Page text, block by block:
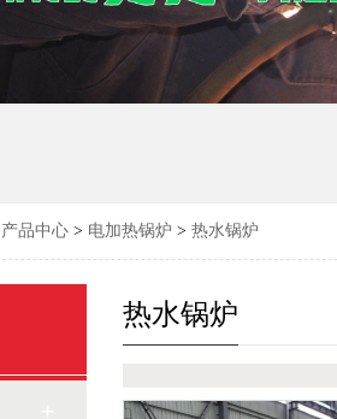
产品中心 > 电加热锅炉 > 热水锅炉
热水锅炉